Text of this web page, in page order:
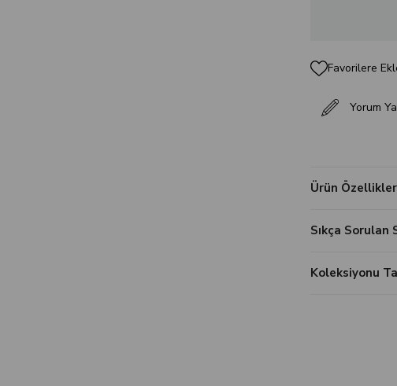
Favorilere
Yorum
Ürün
Sıkça Sorulan
Koleksiyonu